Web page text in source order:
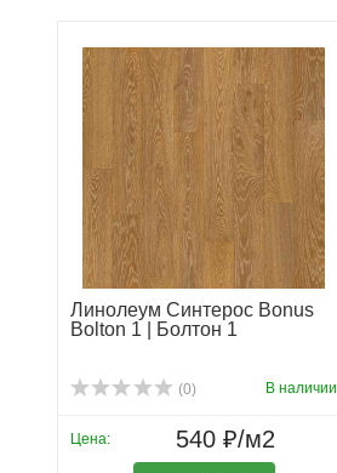
Линолеум Синтерос Bonus
Bolton 1 | Болтон 1
(0) В наличии
Цена: 540 ₽/м2